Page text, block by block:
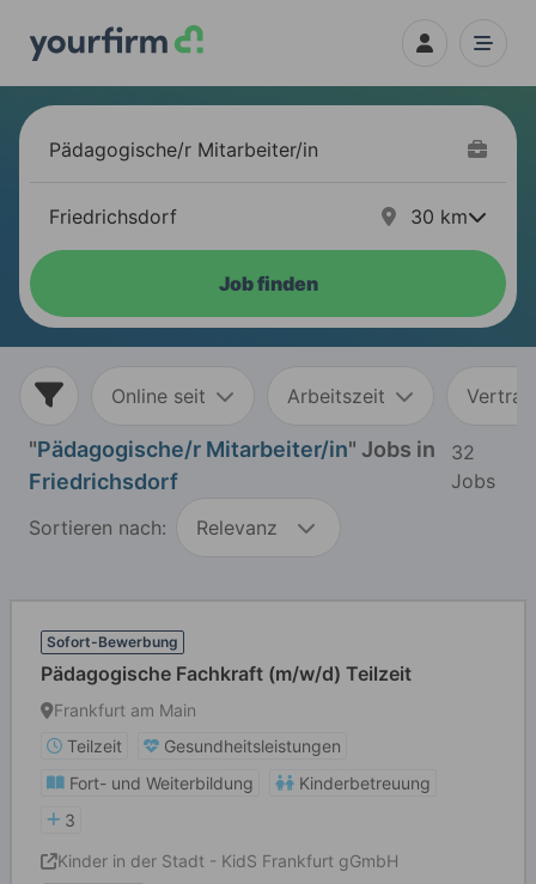
30 km
Job finden
Online seit Arbeitszeit
"Pädagogische/r Mitarbeiter/in" Jobs in
Friedrichsdorf
32
Jobs
Sortieren nach:
Relevanz
Sofort-Bewerbung
Pädagogische Fachkraft (m/w/d) Teilzeit
Frankfurt am Main
Teilzeit
Gesundheitsleistungen
Fort- und Weiterbildung
Kinderbetreuung
3
Kinder in der Stadt - KidS Frankfurt gGmbH